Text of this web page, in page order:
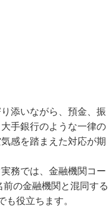
添いながら、預金、振
手銀行のような一律の
感を踏まえた対応が期
務では、金融機関コー
の金融機関と混同する
役立ちます。